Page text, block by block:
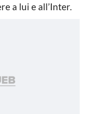
a lui e all’Inter.